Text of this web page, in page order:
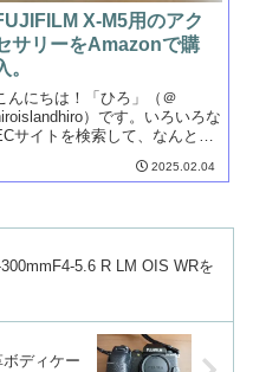
X-M5用のアク
サリーをAmazonで購
。
んにちは！「ひろ」（＠
）です。いろいろな
サイトを検索して、なんとか
入手できました。カメラ注文と
、やっと全...
2025.02.04
5.6 R LM OIS WRを
ディケー